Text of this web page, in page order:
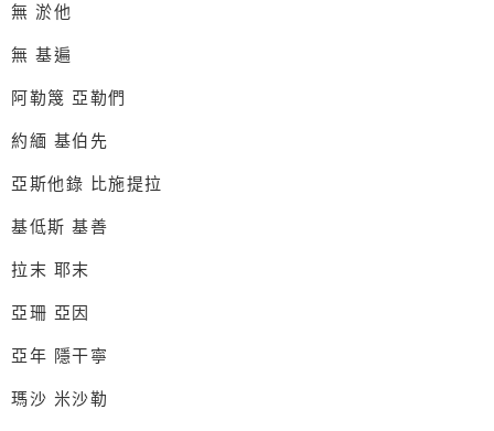
無 淤他
無 基遍
阿勒篾 亞勒們
約緬 基伯先
亞斯他錄 比施提拉
基低斯 基善
拉末 耶末
亞珊 亞因
亞年 隱干寧
瑪沙 米沙勒